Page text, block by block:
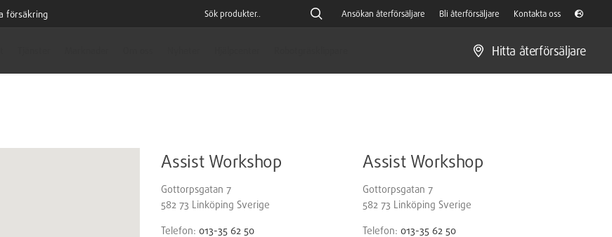
försäkring Ansökan återförsäljare Bli återförsäljare Kontakta oss
Hitta återförsäljare
Assist Workshop
Gottorpsgatan 7
582 73 Linköping Sverige
Telefon: 013-35 62 50
Assist Workshop
Gottorpsgatan 7
582 73 Linköping Sverige
Telefon: 013-35 62 50